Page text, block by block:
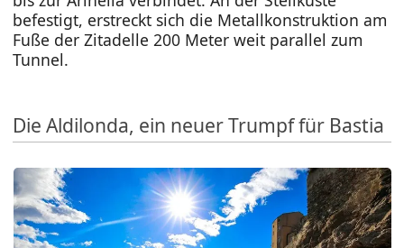
befestigt, erstreckt sich die Metallkonstruktion am
Fuße der Zitadelle 200 Meter weit parallel zum
Tunnel.
Die Aldilonda, ein neuer Trumpf für Bastia